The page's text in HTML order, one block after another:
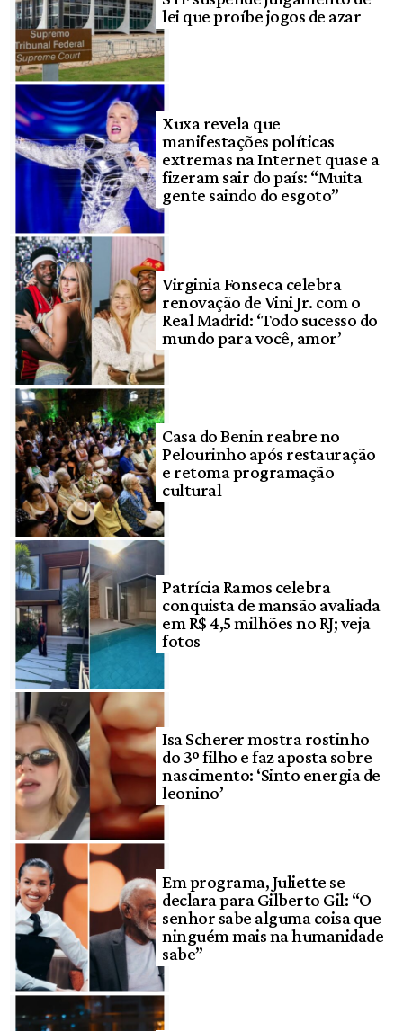
lei que proíbe jogos de azar
Xuxa revela que
manifestações políticas
extremas na Internet quase a
fizeram sair do país: “Muita
gente saindo do esgoto”
Virginia Fonseca celebra
renovação de Vini Jr. com o
Real Madrid: ‘Todo sucesso do
mundo para você, amor’
Casa do Benin reabre no
Pelourinho após restauração
e retoma programação
cultural
Patrícia Ramos celebra
conquista de mansão avaliada
em R$ 4,5 milhões no RJ; veja
fotos
Isa Scherer mostra rostinho
do 3º filho e faz aposta sobre
nascimento: ‘Sinto energia de
leonino’
Em programa, Juliette se
declara para Gilberto Gil: “O
senhor sabe alguma coisa que
ninguém mais na humanidade
sabe”